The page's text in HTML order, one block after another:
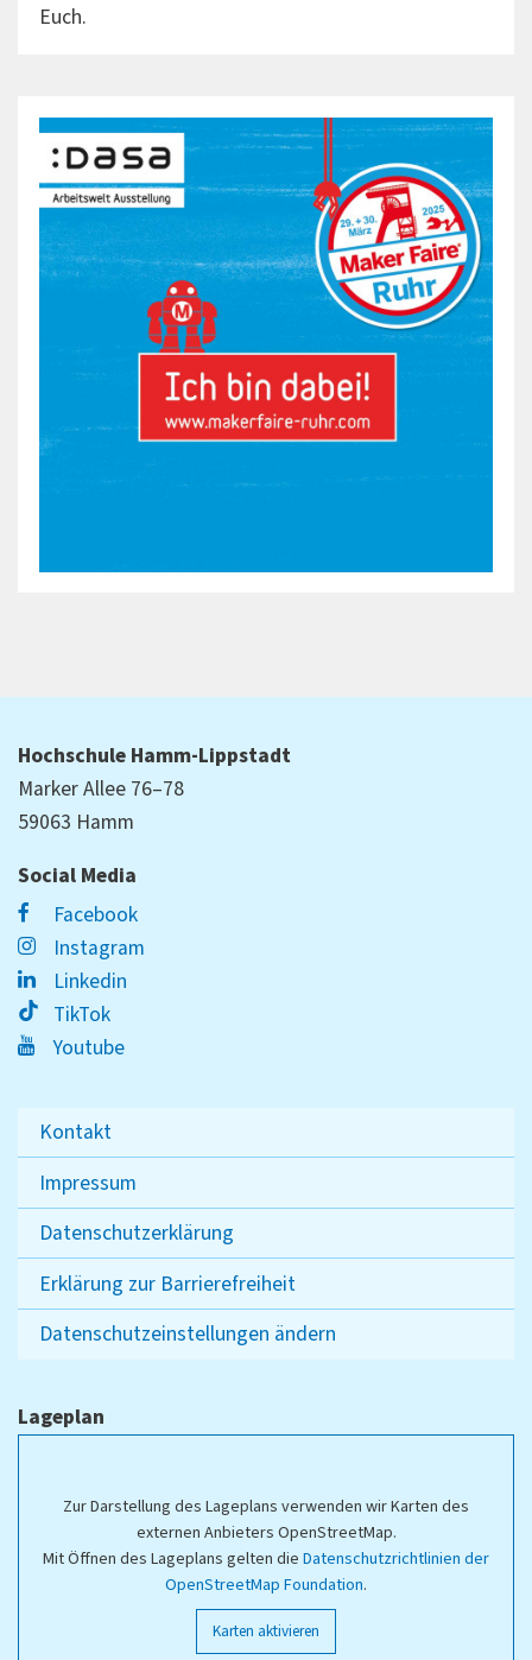
Euch.
Hochschule Hamm-Lippstadt
Marker Allee 76–78
59063 Hamm
Social Media
Facebook
Instagram
Linkedin
TikTok
Youtube
Kontakt
Impressum
Datenschutzerklärung
Erklärung zur Barrierefreiheit
Datenschutzeinstellungen ändern
Lageplan
Zur Darstellung des Lageplans verwenden wir Karten des
externen Anbieters OpenStreetMap.
Mit Öffnen des Lageplans gelten die Datenschutzrichtlinien der
OpenStreetMap Foundation.
Karten aktivieren